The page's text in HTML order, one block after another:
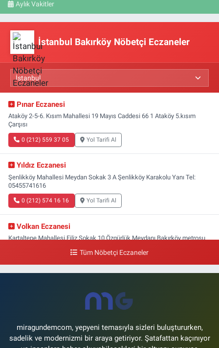
Aylık Vakitler
İstanbul Bakırköy Nöbetçi Eczaneler
Pınar Eczanesi
Ataköy 2-5-6. Kısım Mahallesi 19 Mayıs Caddesi 66 1 Ataköy 5.kısım
Çarşısı
0 (212) 559 37 05 Yol Tarifi Al
Yıldız Eczanesi
Şenlikköy Mahallesi Meydan Sokak 3 A Şenlikköy Karakolu Yanı Tel:
05455741616
0 (212) 574 16 16 Yol Tarifi Al
Volkan Eczanesi
Kartaltepe Mahallesi Filiz Sokak 10 Özgürlük Meydanı,Bakırköy metrosu
Yeşilköy Mahallesi Doğruyol Sokak 7 A Dürümcü Baba'nın Bir Alt
0 (212) 663 11 97
Tüm Nöbetçi Eczaneler
miragundemcom, yepyeni temasıyla sizleri buluştururken,
sadelik ve modernizmi bir araya getiriyor. Şatafattan kaçınıyor